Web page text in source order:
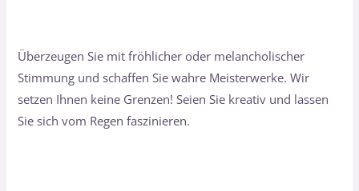
Überzeugen Sie mit fröhlicher oder melancholischer
Stimmung und schaffen Sie wahre Meisterwerke. Wir
setzen Ihnen keine Grenzen! Seien Sie kreativ und lassen
Sie sich vom Regen faszinieren.